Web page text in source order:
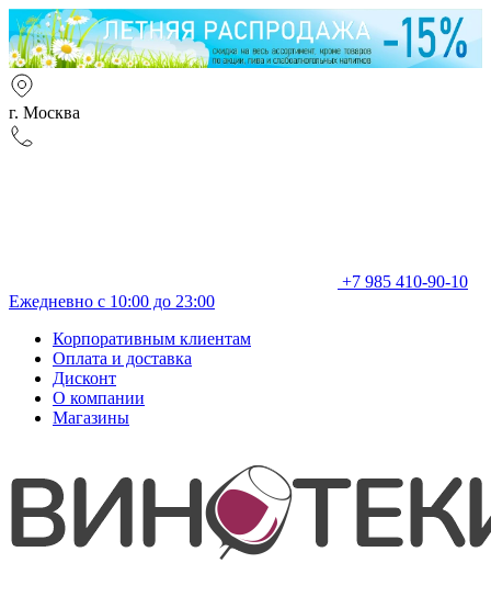
г. Москва
+7 985 410-90-10
Ежедневно с 10:00 до 23:00
Корпоративным клиентам
Оплата и доставка
Дисконт
О компании
Магазины